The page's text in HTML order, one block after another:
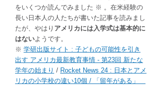
をいくつか読んでみました ※ 。在米経験の
長い日本人の人たちが書いた記事を読みまし
たが、やはり アメリカには入学式は基本的に
はないようです。
※ 学研出版サイト : 子どもの可能性を引き
出す アメリカ最新教育事情 - 第23回 新たな
学年の始まり / Rocket News 24 : 日本とアメ
リカの小学校の違い10個 / 「留年がある」